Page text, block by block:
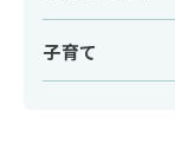
子育て